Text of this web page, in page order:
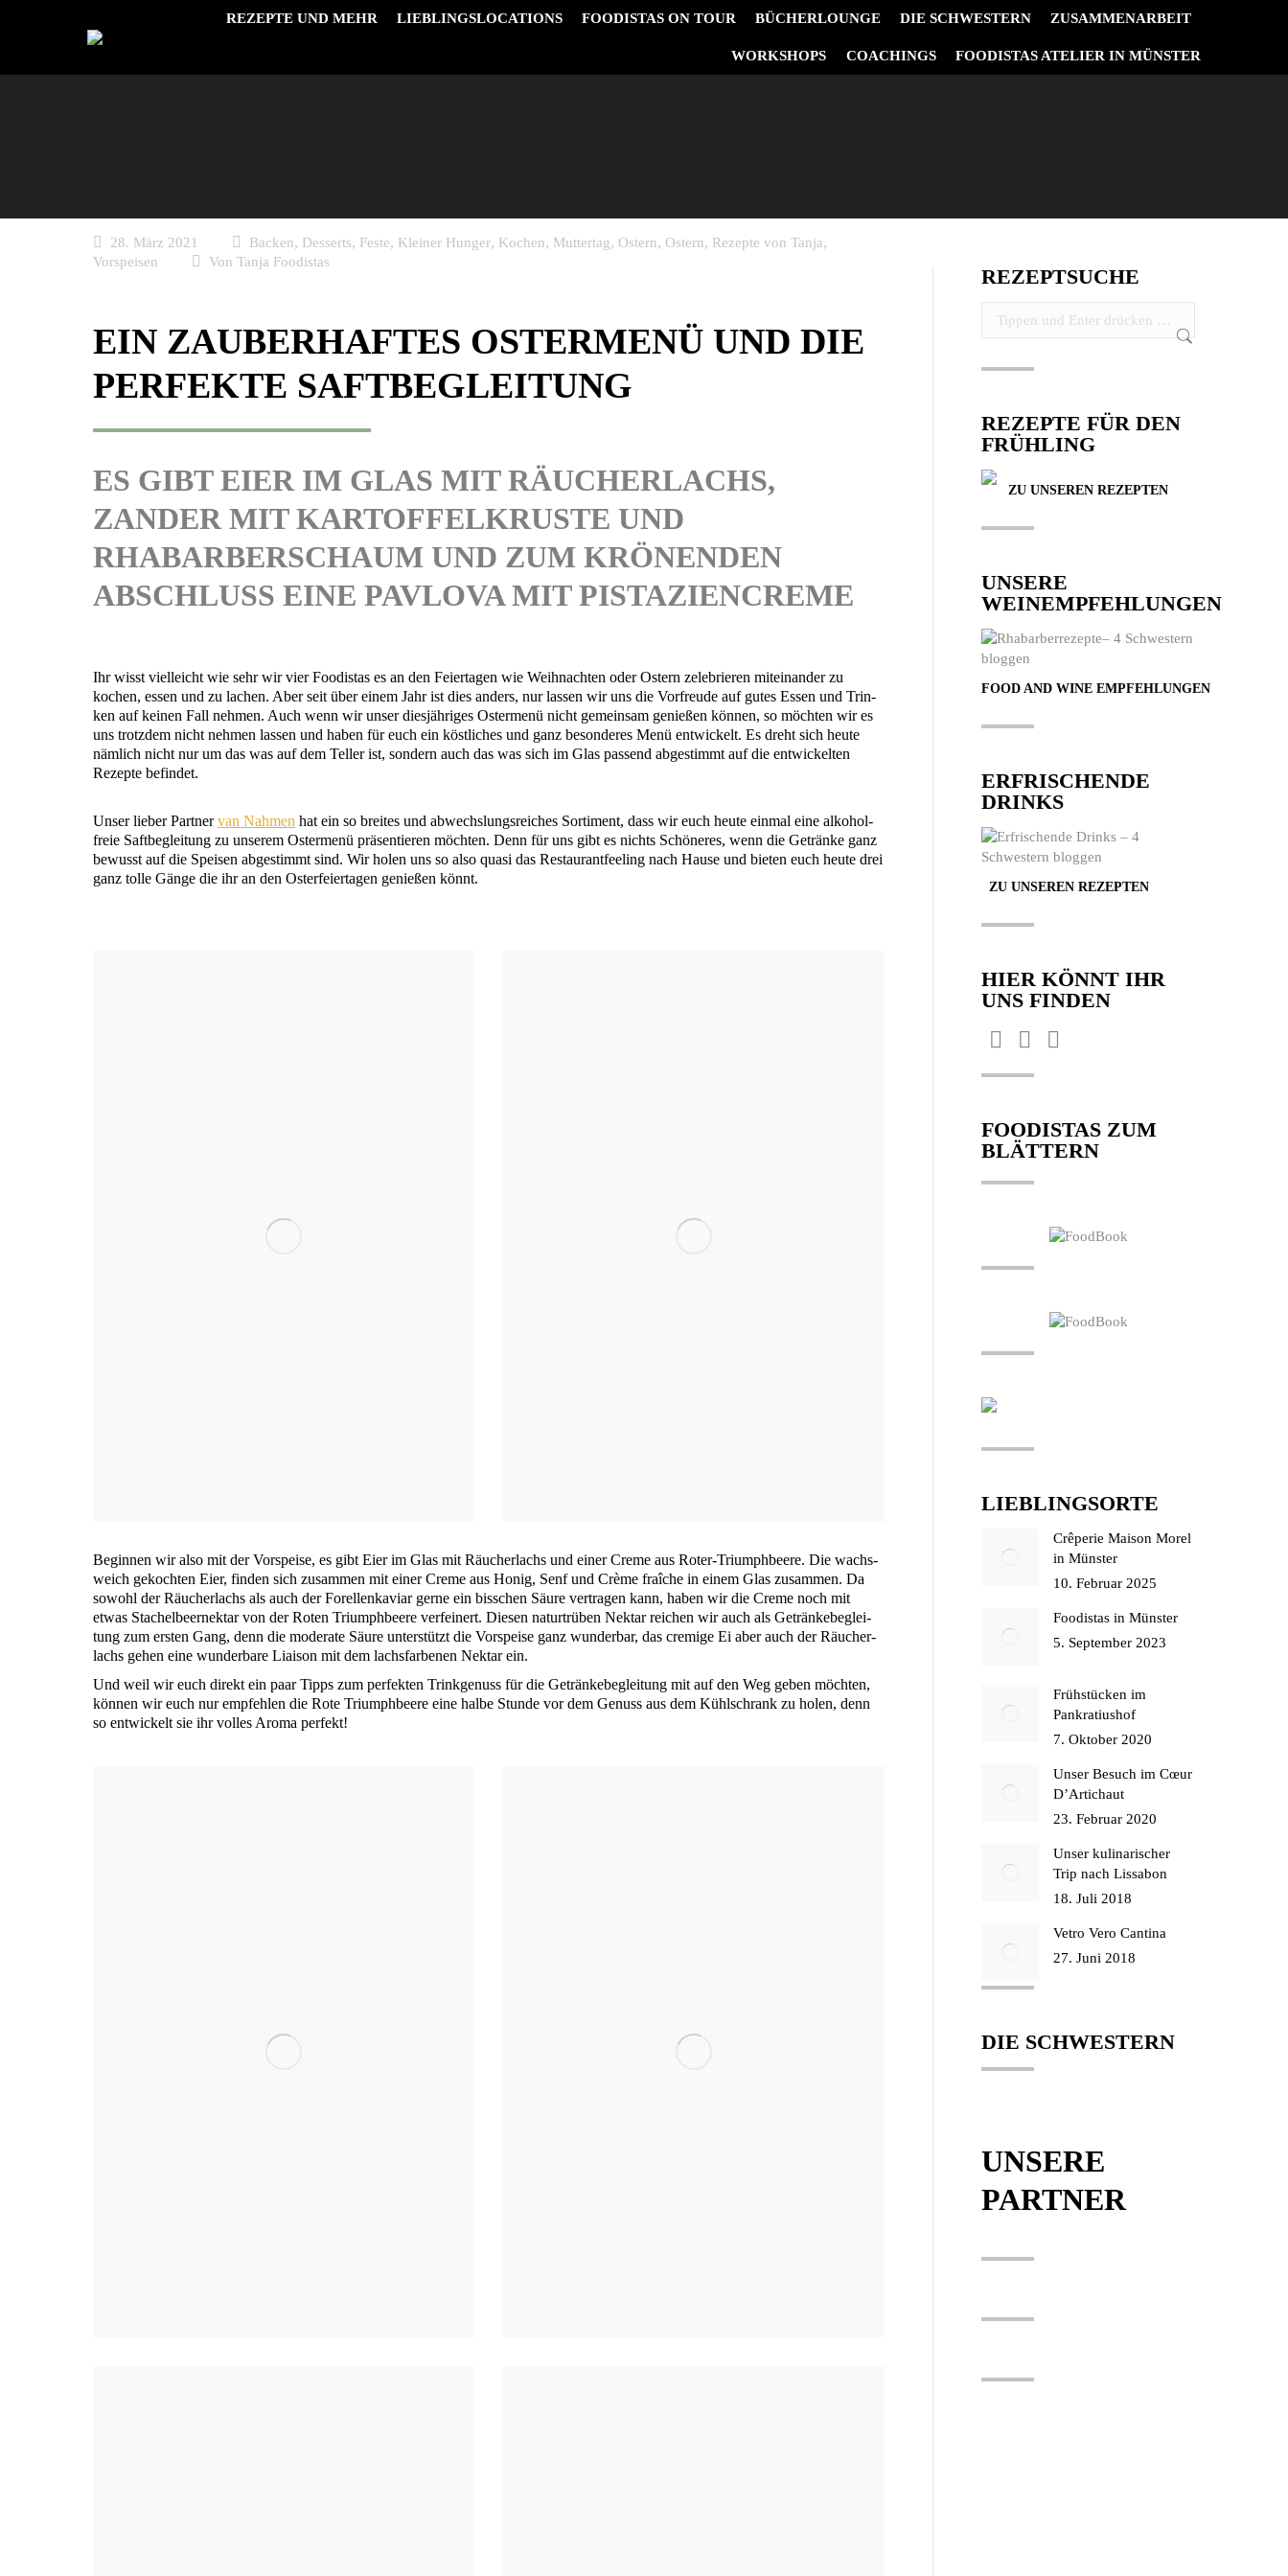
REZEPTE UND MEHR LIEBLINGSLOCATIONS FOODISTAS ON TOUR BÜCHERLOUNGE DIE SCHWESTERN ZUSAMMENARBEIT
WORKSHOPS COACHINGS FOODISTAS ATELIER IN MÜNSTER
28. März 2021 Backen, Desserts, Feste, Kleiner Hunger, Kochen, Muttertag, Ostern, Ostern, Rezepte von Tanja,
Vorspeisen Von Tanja Foodistas
EIN ZAUBERHAFTES OSTERMENÜ UND DIE
PERFEKTE SAFTBEGLEITUNG
ES GIBT EIER IM GLAS MIT RÄUCHERLACHS,
ZANDER MIT KARTOFFELKRUSTE UND
RHABARBERSCHAUM UND ZUM KRÖNENDEN
ABSCHLUSS EINE PAVLOVA MIT PISTAZIENCREME
Ihr wisst viel­leicht wie sehr wir vier Foo­di­stas es an den Fei­er­ta­gen wie Weih­nach­ten oder Ostern zele­brie­ren mit­ein­an­der zu
kochen, essen und zu lachen. Aber seit über einem Jahr ist dies anders, nur las­sen wir uns die Vor­freu­de auf gutes Essen und Trin­
ken auf kei­nen Fall neh­men. Auch wenn wir unser dies­jäh­ri­ges Oster­me­nü nicht gemein­sam genie­ßen kön­nen, so möch­ten wir es
uns trotz­dem nicht neh­men las­sen und haben für euch ein köst­li­ches und ganz beson­de­res Menü ent­wi­ckelt. Es dreht sich heu­te
näm­lich nicht nur um das was auf dem Tel­ler ist, son­dern auch das was sich im Glas pas­send abge­stimmt auf die ent­wi­ckel­ten
Rezep­te befindet.
Unser lie­ber Part­nervan Nah­men hat ein so brei­tes und abwechs­lungs­rei­ches Sor­ti­ment, dass wir euch heu­te ein­mal eine alko­hol­
freie Saft­be­glei­tung zu unse­rem Oster­me­nü prä­sen­tie­ren möch­ten. Denn für uns gibt es nichts Schö­ne­res, wenn die Geträn­ke ganz
bewusst auf die Spei­sen abge­stimmt sind. Wir holen uns so also qua­si das Restau­rant­fee­ling nach Hau­se und bie­ten euch heu­te drei
ganz tol­le Gän­ge die ihr an den Oster­fei­er­ta­gen genie­ßen könnt.
Begin­nen wir also mit der Vor­spei­se, es gibt Eier im Glas mit Räu­cher­lachs und einer Creme aus Roter-Tri­umph­bee­re. Die wachs­
weich gekoch­ten Eier, fin­den sich zusam­men mit einer Creme aus Honig, Senf und Crè­me fraîche in einem Glas zusam­men. Da
sowohl der Räu­cher­lachs als auch der Forel­len­ka­vi­ar ger­ne ein biss­chen Säu­re ver­tra­gen kann, haben wir die Creme noch mit
etwas Sta­chel­beer­nek­tar von der Roten Tri­umph­bee­re ver­fei­nert. Die­sen natur­trü­ben Nek­tar rei­chen wir auch als Geträn­ke­be­glei­
tung zum ers­ten Gang, denn die mode­ra­te Säu­re unter­stützt die Vor­spei­se ganz wun­der­bar, das cre­mi­ge Ei aber auch der Räu­cher­
lachs gehen eine wun­der­ba­re Liai­son mit dem lachs­far­be­nen Nek­tar ein.
Und weil wir euch direkt ein paar Tipps zum per­fek­ten Trink­ge­nuss für die Geträn­ke­be­glei­tung mit auf den Weg geben möch­ten,
kön­nen wir euch nur emp­feh­len die Rote Tri­umph­bee­re eine hal­be Stun­de vor dem Genuss aus dem Kühl­schrank zu holen, denn
so ent­wi­ckelt sie ihr vol­les Aro­ma perfekt!
REZEPTSUCHE
REZEPTE FÜR DEN
FRÜHLING
ZU UNSEREN REZEPTEN
UNSERE
WEINEMPFEHLUNGEN
FOOD AND WINE EMPFEHLUNGEN
ERFRISCHENDE
DRINKS
ZU UNSEREN REZEPTEN
HIER KÖNNT IHR
UNS FINDEN
Finden Sie uns auf:
Facebook
page
in
new
Pinterest
page
in
new
Instagram
in
new
FOODISTAS ZUM
BLÄTTERN
LIEBLINGSORTE
Crêperie Maison Morel
in Münster
10. Februar 2025
Foodistas in Münster
5. September 2023
Frühstücken im
Pankratiushof
7. Oktober 2020
Unser Besuch im Cœur
D’Artichaut
23. Februar 2020
Unser kulinarischer
Trip nach Lissabon
18. Juli 2018
Vetro Vero Cantina
27. Juni 2018
DIE SCHWESTERN
UNSERE
PARTNER